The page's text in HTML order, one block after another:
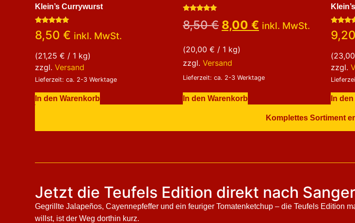
Klein’s Currywurst
Bewertet
mit
5.00
8,50 € inkl. MwSt.
(21,25 € / 1 kg)
zzgl. Versand
Lieferzeit: ca. 2-3 Werktage
In den Warenkorb
mit
5.00
8,50€ 8,00 € inkl. MwSt.
(20,00 € / 1 kg)
zzgl. Versand
Lieferzeit: ca. 2-3 Werktage
In den Warenkorb
Bewertet
mit
5.00
9,20
(23,00
zzgl.
In
Komplettes Sortiment
Jetzt die Teufels Edition direkt nach
Gegrillte Jalapeños, Cayennepfeffer und ein feuriger Tomatenketchup – die Teufels Edition
willst, ist der Weg dorthin kurz.